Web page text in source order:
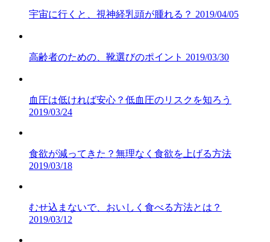
宇宙に行くと、視神経乳頭が腫れる？ 2019/04/05
高齢者のための、靴選びのポイント 2019/03/30
血圧は低ければ安心？低血圧のリスクを知ろう
2019/03/24
食欲が減ってきた？無理なく食欲を上げる方法
2019/03/18
むせ込まないで、おいしく食べる方法とは？
2019/03/12